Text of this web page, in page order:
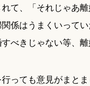
て、「それじゃあ
係はうまくいって
べきじゃない等、
っても意見がまと